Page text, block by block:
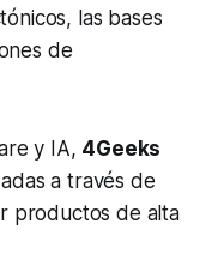
las bases
de
y IA, 4Geeks
a través de
productos de alta